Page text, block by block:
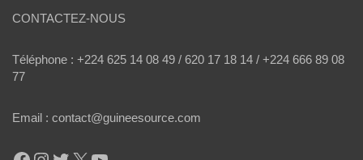
CONTACTEZ-NOUS
Téléphone : +224 625 14 08 49 / 620 17 18 14 / +224 666 89 08
77
Email : contact@guineesource.com